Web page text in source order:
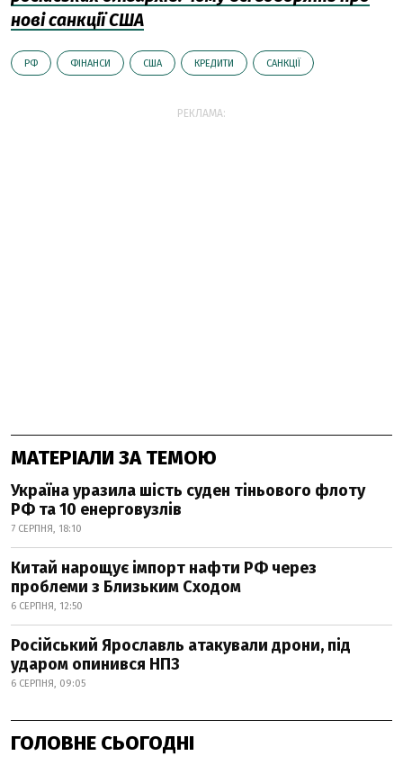
нові санкції США
РФ ФІНАНСИ США КРЕДИТИ САНКЦІЇ
РЕКЛАМА:
МАТЕРІАЛИ ЗА ТЕМОЮ
Україна уразила шість суден тіньового флоту
РФ та 10 енерговузлів
7 СЕРПНЯ, 18:10
Китай нарощує імпорт нафти РФ через
проблеми з Близьким Сходом
6 СЕРПНЯ, 12:50
Російський Ярославль атакували дрони, під
ударом опинився НПЗ
6 СЕРПНЯ, 09:05
ГОЛОВНЕ СЬОГОДНІ